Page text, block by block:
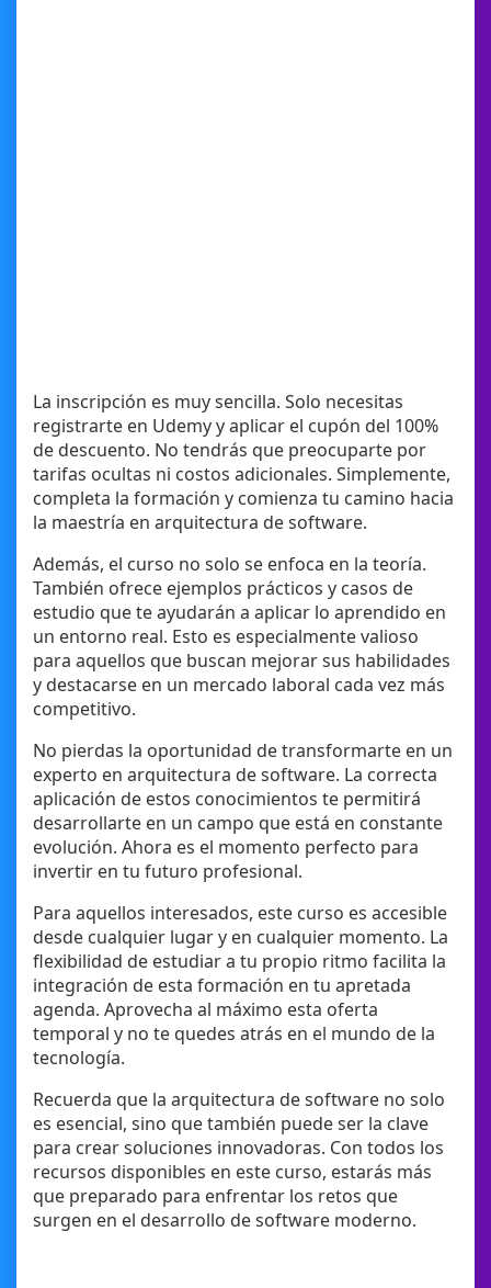
La inscripción es muy sencilla. Solo necesitas
registrarte en Udemy y aplicar el cupón del 100%
de descuento. No tendrás que preocuparte por
tarifas ocultas ni costos adicionales. Simplemente,
completa la formación y comienza tu camino hacia
la maestría en arquitectura de software.
Además, el curso no solo se enfoca en la teoría.
También ofrece ejemplos prácticos y casos de
estudio que te ayudarán a aplicar lo aprendido en
un entorno real. Esto es especialmente valioso
para aquellos que buscan mejorar sus habilidades
y destacarse en un mercado laboral cada vez más
competitivo.
No pierdas la oportunidad de transformarte en un
experto en arquitectura de software. La correcta
aplicación de estos conocimientos te permitirá
desarrollarte en un campo que está en constante
evolución. Ahora es el momento perfecto para
invertir en tu futuro profesional.
Para aquellos interesados, este curso es accesible
desde cualquier lugar y en cualquier momento. La
flexibilidad de estudiar a tu propio ritmo facilita la
integración de esta formación en tu apretada
agenda. Aprovecha al máximo esta oferta
temporal y no te quedes atrás en el mundo de la
tecnología.
Recuerda que la arquitectura de software no solo
es esencial, sino que también puede ser la clave
para crear soluciones innovadoras. Con todos los
recursos disponibles en este curso, estarás más
que preparado para enfrentar los retos que
surgen en el desarrollo de software moderno.